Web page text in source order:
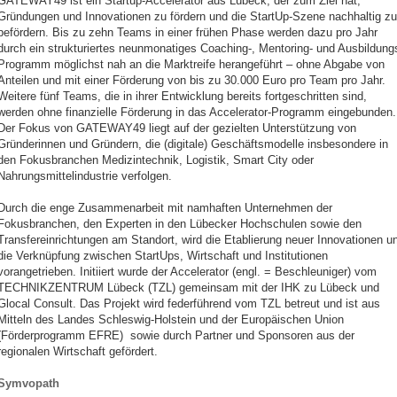
und Innovationen zu fördern und die StartUp-Szene nachhaltig zu
Bis zu zehn Teams in einer frühen Phase werden dazu pro Jahr
ein strukturiertes neunmonatiges Coaching-, Mentoring- und
möglichst nah an die Marktreife herangeführt – ohne Abgabe von
und mit einer Förderung von bis zu 30.000 Euro pro Team pro Jahr.
fünf Teams, die in ihrer Entwicklung bereits fortgeschritten sind,
ohne finanzielle Förderung in das Accelerator-Programm eingebunden.
Fokus von GATEWAY49 liegt auf der gezielten Unterstützung von
und Gründern, die (digitale) Geschäftsmodelle insbesondere in
Fokusbranchen Medizintechnik, Logistik, Smart City oder
verfolgen.
die enge Zusammenarbeit mit namhaften Unternehmen der
den Experten in den Lübecker Hochschulen sowie den
am Standort, wird die Etablierung neuer Innovationen
Verknüpfung zwischen StartUps, Wirtschaft und Institutionen
Initiiert wurde der Accelerator (engl. = Beschleuniger) vom
Lübeck (TZL) gemeinsam mit der IHK zu Lübeck und
Consult. Das Projekt wird federführend vom TZL betreut und ist aus
des Landes Schleswig-Holstein und der Europäischen Union
EFRE) sowie durch Partner und Sponsoren aus der
Wirtschaft gefördert.